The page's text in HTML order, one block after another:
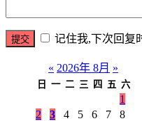
记住我,下次回复
« 2026年 8月 »
日 一 二 三 四 五 六
1
2
3 4 5 6 7
8